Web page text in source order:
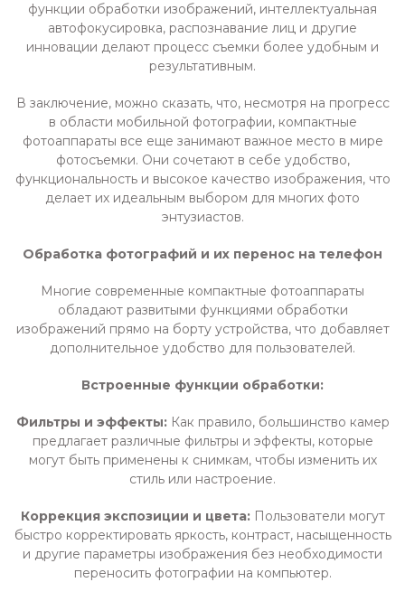
функции обработки изображений, интеллектуальная
автофокусировка, распознавание лиц и другие
инновации делают процесс съемки более удобным и
результативным.
В заключение, можно сказать, что, несмотря на прогресс
в области мобильной фотографии, компактные
фотоаппараты все еще занимают важное место в мире
фотосъемки. Они сочетают в себе удобство,
функциональность и высокое качество изображения, что
делает их идеальным выбором для многих фото
энтузиастов.
Обработка фотографий и их перенос на телефон
Многие современные компактные фотоаппараты
обладают развитыми функциями обработки
изображений прямо на борту устройства, что добавляет
дополнительное удобство для пользователей.
Встроенные функции обработки:
Фильтры и эффекты:Как правило, большинство камер
предлагает различные фильтры и эффекты, которые
могут быть применены к снимкам, чтобы изменить их
стиль или настроение.
Коррекция экспозиции и цвета:Пользователи могут
быстро корректировать яркость, контраст, насыщенность
и другие параметры изображения без необходимости
переносить фотографии на компьютер.